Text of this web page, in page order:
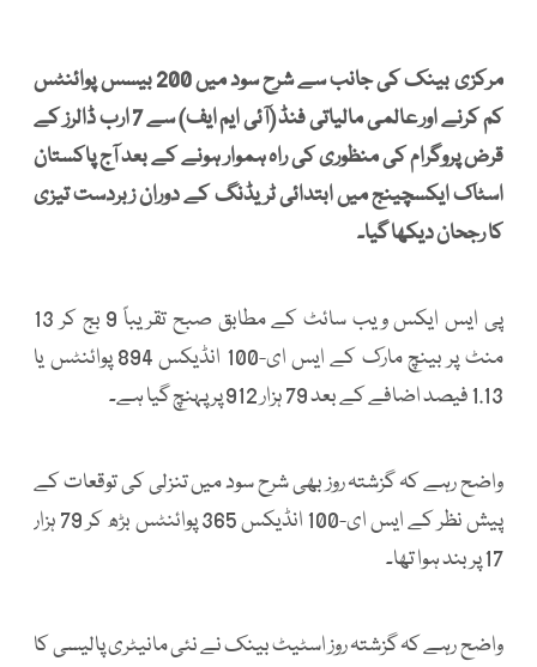
مرکزی بینک کی جانب سے شرح سود میں 200 بیسس پوائنٹس
کم کرنے اور عالمی مالیاتی فنڈ (آئی ایم ایف) سے 7 ارب ڈالرز کے
قرض پروگرام کی منظوری کی راہ ہموار ہونے کے بعد آج پاکستان
اسٹاک ایکسچینج میں ابتدائی ٹریڈنگ کے دوران زبردست تیزی
کا رجحان دیکھا گیا۔
پی ایس ایکس ویب سائٹ کے مطابق صبح تقریباً 9 بج کر 13
منٹ پر بینچ مارک کے ایس ای-100 انڈیکس 894 پوائنٹس یا
1.13 فیصد اضافے کے بعد 79 ہزار 912 پر پہنچ گیا ہے۔
واضح رہے کہ گزشتہ روز بھی شرح سود میں تنزلی کی توقعات کے
پیش نظر کے ایس ای-100 انڈیکس 365 پوائنٹس بڑھ کر 79 ہزار
17 پر بند ہوا تھا۔
واضح رہے کہ گزشتہ روز اسٹیٹ بینک نے نئی مانیٹری پالیسی کا